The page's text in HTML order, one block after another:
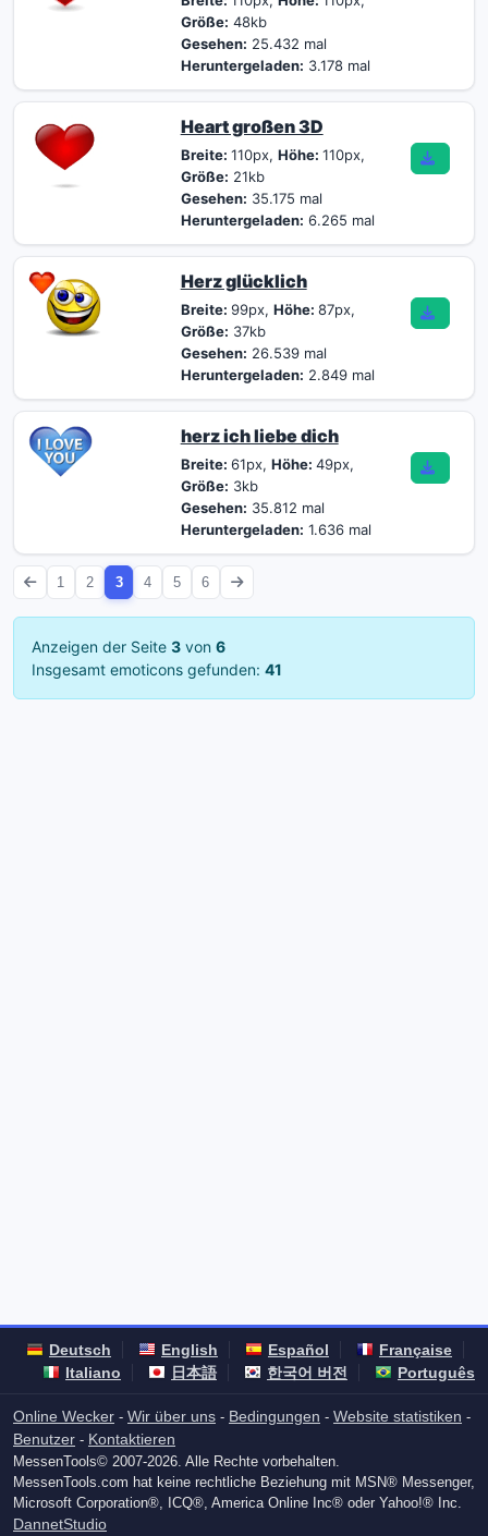
Größe: 48kb
Gesehen: 25.432 mal
Heruntergeladen: 3.178 mal
Heart großen 3D
Breite: 110px, Höhe: 110px,
Größe: 21kb
Gesehen: 35.175 mal
Heruntergeladen: 6.265 mal
Herz glücklich
Breite: 99px, Höhe: 87px,
Größe: 37kb
Gesehen: 26.539 mal
Heruntergeladen: 2.849 mal
herz ich liebe dich
Breite: 61px, Höhe: 49px,
Größe: 3kb
Gesehen: 35.812 mal
Heruntergeladen: 1.636 mal
1 2 3 4 5 6
Anzeigen der Seite 3 von 6
Insgesamt emoticons gefunden: 41
Deutsch English Español
Française
Italiano
日本語 한국어 버전 Português
Online Wecker - Wir über uns - Bedingungen - Website statistiken -
Benutzer - Kontaktieren
MessenTools© 2007-2026. Alle Rechte vorbehalten.
MessenTools.com hat keine rechtliche Beziehung mit MSN® Messenger,
Microsoft Corporation®, ICQ®, America Online Inc® oder Yahoo!® Inc.
DannetStudio